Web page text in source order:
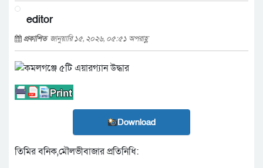
editor
প্রকাশিত জানুয়ারি ১৫, ২০২৬, ০৫:৫১ অপরাহ্ণ
Download
তিমির বনিক,মৌলভীবাজার প্রতিনিধি: